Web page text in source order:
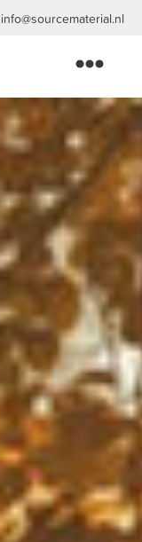
info@sourcematerial.nl